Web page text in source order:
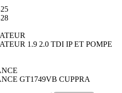
1.9 2.0 TDI IP ET POMPE
GT1749VB CUPPRA